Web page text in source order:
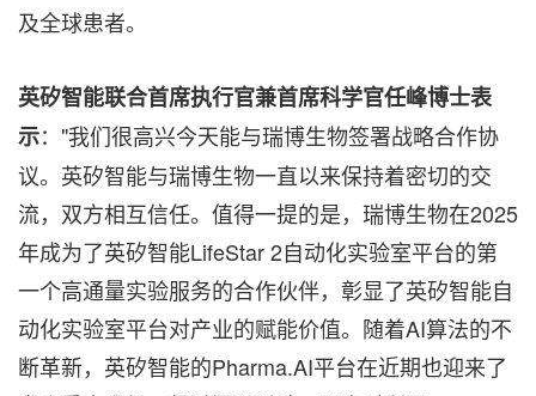
及全球患者。
英矽智能联合首席执行官兼首席科学官任峰博士表
示："我们很高兴今天能与瑞博生物签署战略合作协
议。英矽智能与瑞博生物一直以来保持着密切的交
流，双方相互信任。值得一提的是，瑞博生物在2025
年成为了英矽智能LifeStar 2自动化实验室平台的第
一个高通量实验服务的合作伙伴，彰显了英矽智能自
动化实验室平台对产业的赋能价值。随着AI算法的不
断革新，英矽智能的Pharma.AI平台在近期也迎来了